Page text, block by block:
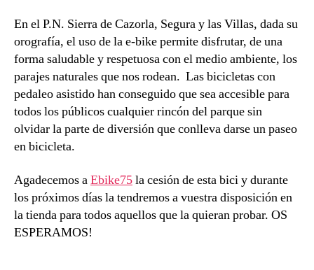
En el P.N. Sierra de Cazorla, Segura y las Villas, dada su
orografía, el uso de la e-bike permite disfrutar, de una
forma saludable y respetuosa con el medio ambiente, los
parajes naturales que nos rodean. Las bicicletas con
pedaleo asistido han conseguido que sea accesible para
todos los públicos cualquier rincón del parque sin
olvidar la parte de diversión que conlleva darse un paseo
en bicicleta.
Agadecemos aEbike75la cesión de esta bici y durante
los próximos días la tendremos a vuestra disposición en
la tienda para todos aquellos que la quieran probar. OS
ESPERAMOS!